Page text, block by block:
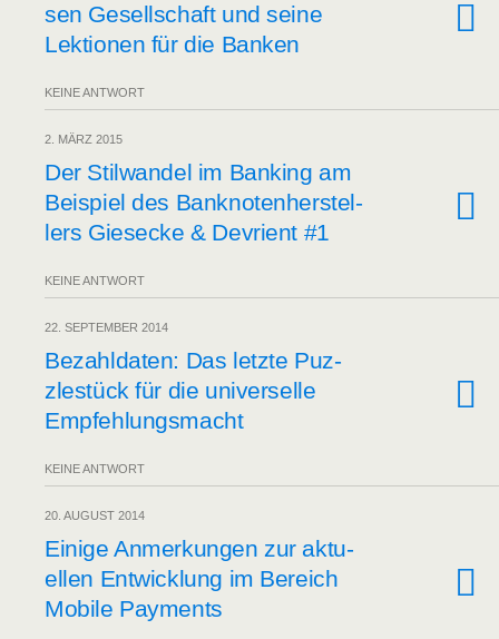
sen Gesell­schaft und sei­ne
Lek­tio­nen für die Banken
KEINE ANTWORT
2. MÄRZ 2015
Der Stil­wan­del im Ban­king am
Bei­spiel des Bank­no­ten­her­stel­
lers Gies­ecke & Devri­ent #1
KEINE ANTWORT
22. SEPTEMBER 2014
Bezahl­da­ten: Das letz­te Puz­
zle­stück für die uni­ver­sel­le
Empfehlungsmacht
KEINE ANTWORT
20. AUGUST 2014
Eini­ge Anmer­kun­gen zur aktu­
el­len Ent­wick­lung im Bereich
Mobi­le Payments